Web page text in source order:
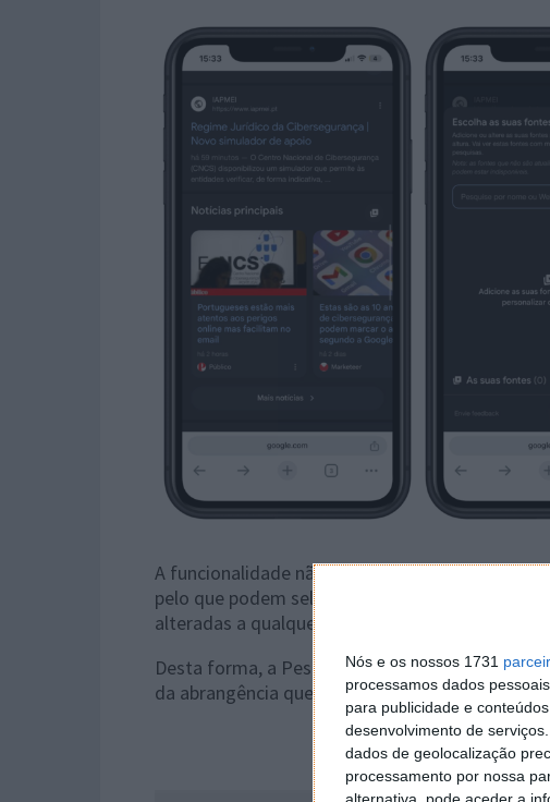
Nós e os nossos 1731
processamos dados
para publicidade e
desenvolvimento de serviços.
dados de geolocalização
processamento por nossa
A funcionalidade não impõe qualquer limite no
pelo que podem selecionar-se tantas quanto se
alteradas a qualquer momento.
Desta forma, a Pesquisa Google aproxima-se
da abrangência que sempre caracterizou a